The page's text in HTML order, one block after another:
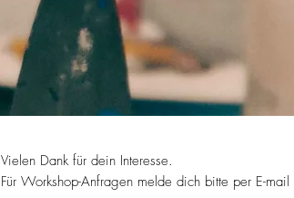
Vielen Dank für dein Interesse.
Für Workshop-Anfragen melde dich bitte per E-mail